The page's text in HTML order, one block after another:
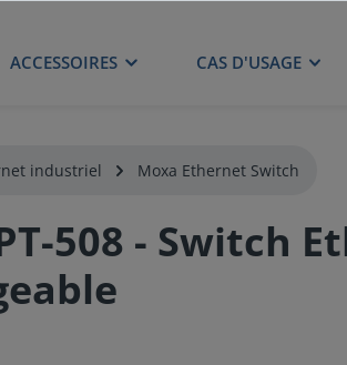
ACCESSOIRES CAS D'USAGE
industriel Moxa Ethernet Switch
508 - Switch